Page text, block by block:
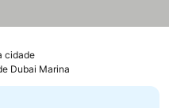
cidadeVer preços
Dubai Marina